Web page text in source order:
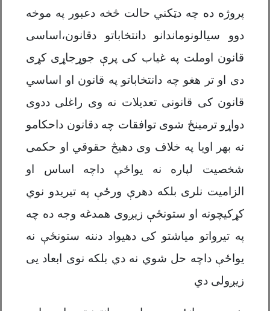
پروژه ده چه دټکني حالت څخه دعبور په موخه
دوو سیالونوماندانو دانتخاباتو دقانون،اساسی
قانون اوملت په غیاب کی پرې جوړجاړی کړی
دی او تر هغو چه دانتخاباتو په قانون او اساسي
قانون کی قانونی تعدیلات نه وی راغلی ددوی
دواړو ترمینځ شوی توافقات چه دقانون داحکامو
نه بهر اویا په خلاف وی دهیڅ حقوقي او حکمی
شخصیت لپاره نه یواځې داچه اساس او
الزامیت نلری بلکه دهرې ورځې په تیریدو نوي
کړکیچونه او ستونځې زیږوی همدغه وجه ده چه
په تیرواتو میاشتو کی دهیواد دننه ستونځې نه
یواځې داچه حل شوي نه دي بلکه نوی ابعاد یی
زیږولی دي